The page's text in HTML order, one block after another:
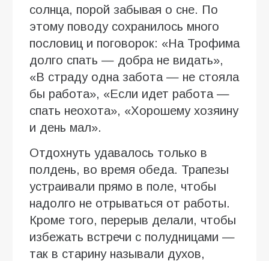
солнца, порой забывая о сне. По
этому поводу сохранилось много
пословиц и поговорок: «На Трофима
долго спать — добра не видать»,
«В страду одна забота — не стояла
бы работа», «Если идет работа —
спать неохота», «Хорошему хозяину
и день мал».
Отдохнуть удавалось только в
полдень, во время обеда. Трапезы
устраивали прямо в поле, чтобы
надолго не отрываться от работы.
Кроме того, перерыв делали, чтобы
избежать встречи с полудницами —
так в старину называли духов,